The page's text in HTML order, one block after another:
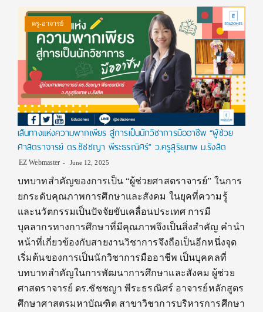
ครู-อาจารย์
เส้นทางแห่งความพากเพียร สู่การเป็นนักวิชาการมืออาชีพ “ผู้ช่วย
ศาสตราจารย์ ดร.ชัชชญา พีระธรณิศร์” ว.ครูสุริยเทพ ม.รังสิต
EZ Webmaster June 12, 2025
บทบาทสำคัญของการเป็น “ผู้ช่วยศาสตราจารย์” ในการ
ยกระดับคุณภาพการศึกษาและสังคม ในยุคที่ความรู้
และนวัตกรรมเป็นปัจจัยขับเคลื่อนประเทศ การมี
บุคลากรทางการศึกษาที่มีคุณภาพจึงเป็นสิ่งสำคัญ คำนำ
หน้าที่เกี่ยวข้องกับสายงานวิชาการจึงถือเป็นอีกหนึ่งจุด
เริ่มต้นของการเป็นนักวิชาการมืออาชีพ เป็นบุคคลที่
บทบาทสำคัญในการพัฒนาการศึกษาและสังคม ผู้ช่วย
ศาสตราจารย์ ดร.ชัชชญา พีระธรณิศร์ อาจารย์หลักสูตร
ศึกษาศาสตรมหาบัณฑิต สาขาวิชาการบริหารการศึกษา